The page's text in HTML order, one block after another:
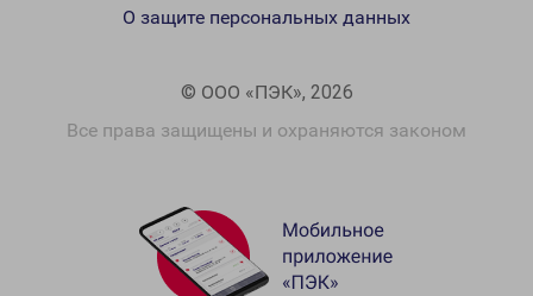
© ООО «ПЭК», 2026
Все права защищены и охраняются законом
О защите персональных данных